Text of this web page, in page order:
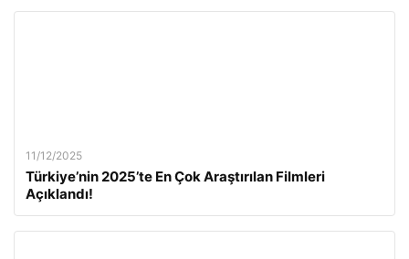
11/12/2025
Türkiye’nin 2025’te En Çok Araştırılan Filmleri
Açıklandı!